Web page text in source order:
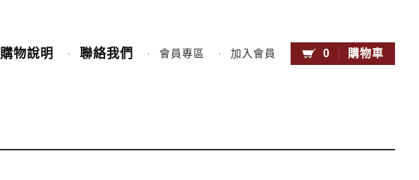
購物說明 聯絡我們 會員專區 加入會員 0 購物車